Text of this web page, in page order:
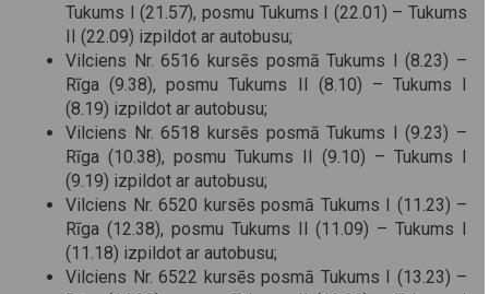
Tukums I (21.57), posmu Tukums I (22.01) – Tukums
II (22.09) izpildot ar autobusu;
Vilciens Nr. 6516 kursēs posmā Tukums I (8.23) –
Rīga (9.38), posmu Tukums II (8.10) – Tukums I
(8.19) izpildot ar autobusu;
Vilciens Nr. 6518 kursēs posmā Tukums I (9.23) –
Rīga (10.38), posmu Tukums II (9.10) – Tukums I
(9.19) izpildot ar autobusu;
Vilciens Nr. 6520 kursēs posmā Tukums I (11.23) –
Rīga (12.38), posmu Tukums II (11.09) – Tukums I
(11.18) izpildot ar autobusu;
Vilciens Nr. 6522 kursēs posmā Tukums I (13.23) –